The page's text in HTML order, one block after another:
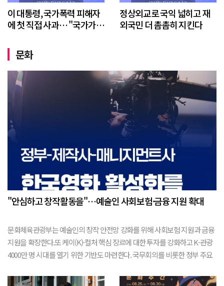
이 대통령, 국가폭력 피해자
에 첫 직접 사과… "국가가
정상외교로 국익 넓히고 재
외국민 더 촘촘히 지킨다
문화
"안심하고 창작활동을"…예술인 사회보험·금융 지원 확대
문화체육관광부는 예술인의 창작 안전망 강화를 위해 사회보험 지원과 금융
지원을 확장한다.또 케이(K)-컬처 핵심 장르에 대한 투자를 강화하고 K-관광
4000만 명 시대를 열기 위한 기반도 마련한다. 국무회의를 비롯한 정부 주요
로 넘실대는 케이-문화...